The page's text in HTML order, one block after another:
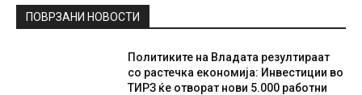
ПОВРЗАНИ НОВОСТИ
Политиките на Владата резултираат
со растечка економија: Инвестиции во
ТИРЗ ќе отворат нови 5.000 работни